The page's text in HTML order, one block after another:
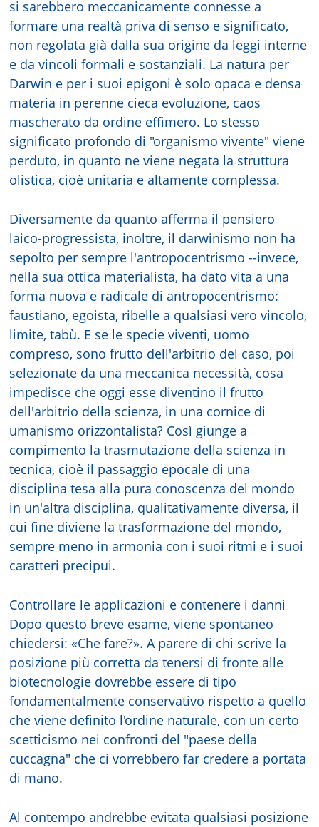
si sarebbero meccanicamente connesse a
formare una realtà priva di senso e significato,
non regolata già dalla sua origine da leggi interne
e da vincoli formali e sostanziali. La natura per
Darwin e per i suoi epigoni è solo opaca e densa
materia in perenne cieca evoluzione, caos
mascherato da ordine effimero. Lo stesso
significato profondo di "organismo vivente" viene
perduto, in quanto ne viene negata la struttura
olistica, cioè unitaria e altamente complessa.
Diversamente da quanto afferma il pensiero
laico-progressista, inoltre, il darwinismo non ha
sepolto per sempre l'antropocentrismo --invece,
nella sua ottica materialista, ha dato vita a una
forma nuova e radicale di antropocentrismo:
faustiano, egoista, ribelle a qualsiasi vero vincolo,
limite, tabù. E se le specie viventi, uomo
compreso, sono frutto dell'arbitrio del caso, poi
selezionate da una meccanica necessità, cosa
impedisce che oggi esse diventino il frutto
dell'arbitrio della scienza, in una cornice di
umanismo orizzontalista? Così giunge a
compimento la trasmutazione della scienza in
tecnica, cioè il passaggio epocale di una
disciplina tesa alla pura conoscenza del mondo
in un'altra disciplina, qualitativamente diversa, il
cui fine diviene la trasformazione del mondo,
sempre meno in armonia con i suoi ritmi e i suoi
caratteri precipui.
Controllare le applicazioni e contenere i danni
Dopo questo breve esame, viene spontaneo
chiedersi: «Che fare?». A parere di chi scrive la
posizione più corretta da tenersi di fronte alle
biotecnologie dovrebbe essere di tipo
fondamentalmente conservativo rispetto a quello
che viene definito l'ordine naturale, con un certo
scetticismo nei confronti del "paese della
cuccagna" che ci vorrebbero far credere a portata
di mano.
Al contempo andrebbe evitata qualsiasi posizione